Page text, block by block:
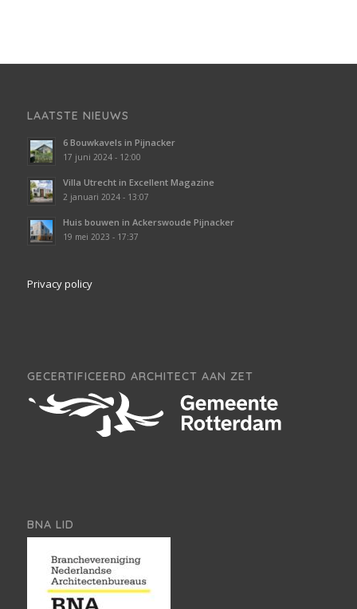
LAATSTE NIEUWS
6 Bouwkavels in Pijnacker
17 juni 2024 - 12:00
Villa Utrecht in Excellent Magazine
2 januari 2024 - 13:07
Huis bouwen in Ackerswoude Pijnacker
19 mei 2023 - 17:37
Privacy policy
GECERTIFICEERD ARCHITECT AAN ZET
BNA LID